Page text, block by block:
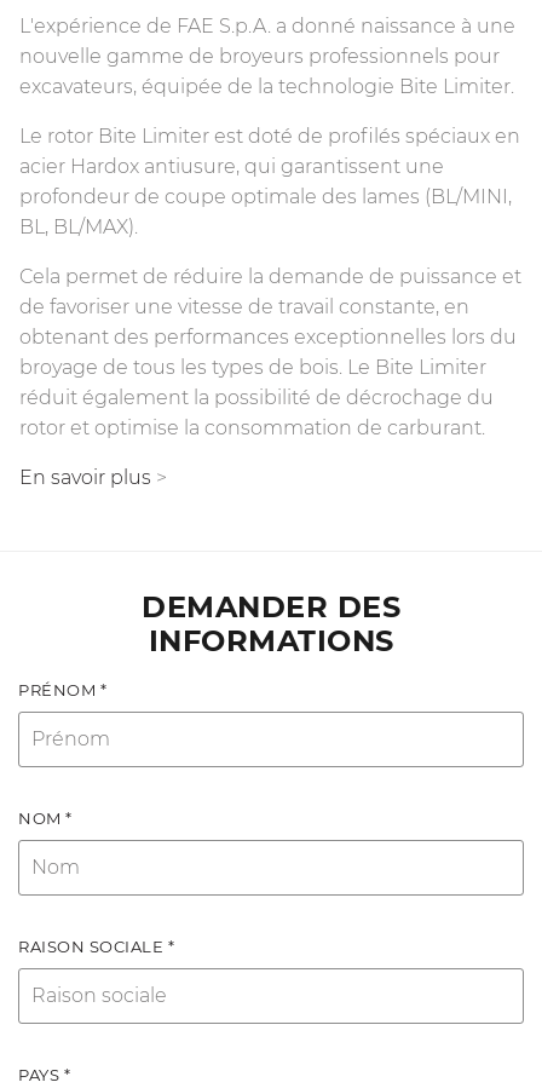
L'expérience de FAE S.p.A. a donné naissance à une
nouvelle gamme de broyeurs professionnels pour
excavateurs, équipée de la technologie Bite Limiter.
Le rotor Bite Limiter est doté de profilés spéciaux en
acier Hardox antiusure, qui garantissent une
profondeur de coupe optimale des lames (BL/MINI,
BL, BL/MAX).
Cela permet de réduire la demande de puissance et
de favoriser une vitesse de travail constante, en
obtenant des performances exceptionnelles lors du
broyage de tous les types de bois. Le Bite Limiter
réduit également la possibilité de décrochage du
rotor et optimise la consommation de carburant.
En savoir plus >
DEMANDER DES
INFORMATIONS
PRÉNOM *
NOM *
RAISON SOCIALE *
PAYS *